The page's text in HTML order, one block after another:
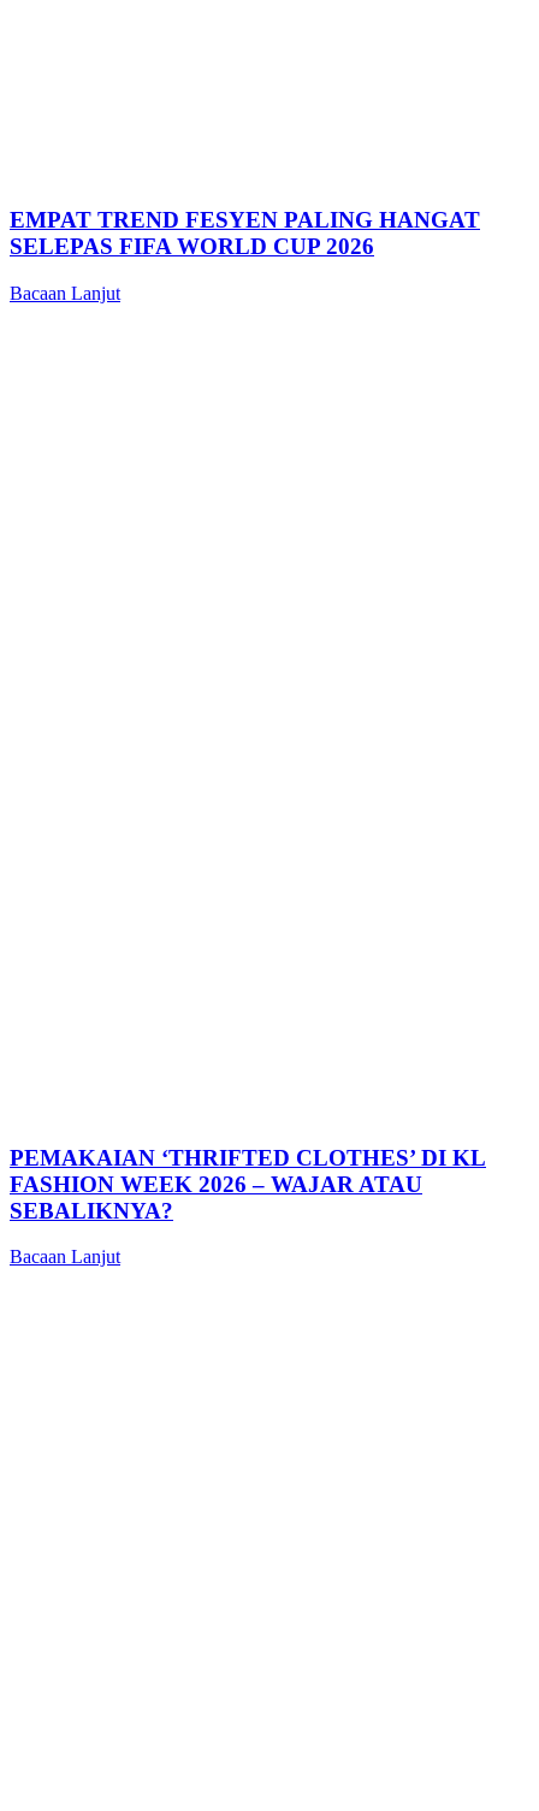
EMPAT TREND FESYEN PALING HANGAT
SELEPAS FIFA WORLD CUP 2026
Bacaan Lanjut
PEMAKAIAN ‘THRIFTED CLOTHES’ DI KL
FASHION WEEK 2026 – WAJAR ATAU
SEBALIKNYA?
Bacaan Lanjut